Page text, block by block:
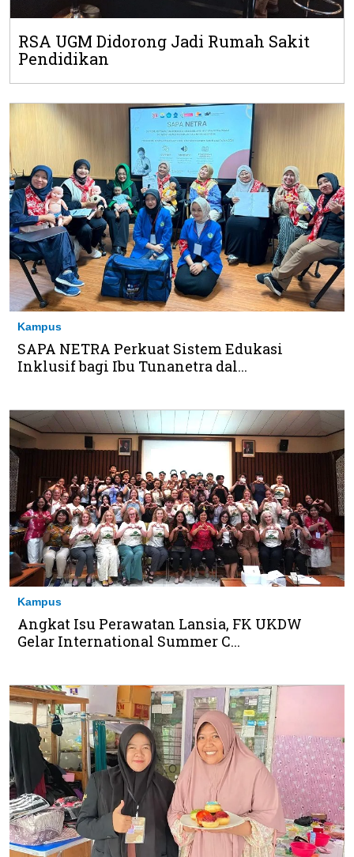
RSA UGM Didorong Jadi Rumah Sakit
Pendidikan
Kampus
SAPA NETRA Perkuat Sistem Edukasi
Inklusif bagi Ibu Tunanetra dal...
Kampus
Angkat Isu Perawatan Lansia, FK UKDW
Gelar International Summer C...